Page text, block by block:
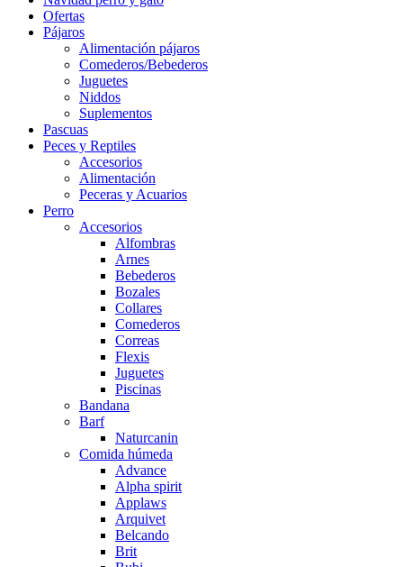
Ofertas
Pájaros
Alimentación pájaros
Comederos/Bebederos
Juguetes
Niddos
Suplementos
Pascuas
Peces y Reptiles
Accesorios
Alimentación
Peceras y Acuarios
Perro
Accesorios
Alfombras
Arnes
Bebederos
Bozales
Collares
Comederos
Correas
Flexis
Juguetes
Piscinas
Bandana
Barf
Naturcanin
Comida húmeda
Advance
Alpha spirit
Applaws
Arquivet
Belcando
Brit